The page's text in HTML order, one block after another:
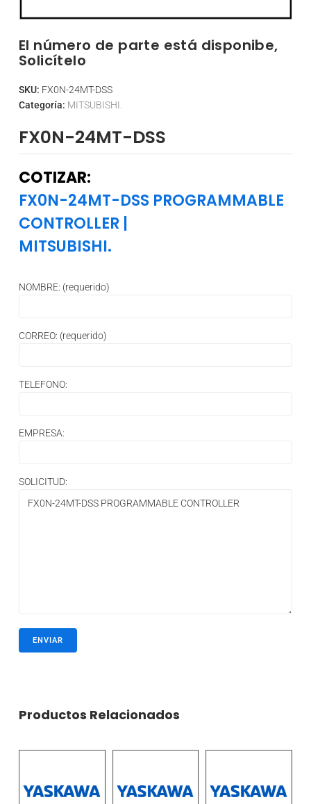
El número de parte está disponibe,
Solicítelo
SKU: FX0N-24MT-DSS
Categoría: MITSUBISHI.
FX0N-24MT-DSS
COTIZAR:
FX0N-24MT-DSS PROGRAMMABLE
CONTROLLER |
MITSUBISHI.
NOMBRE: (requerido)
CORREO: (requerido)
TELEFONO:
EMPRESA:
SOLICITUD:
Productos Relacionados